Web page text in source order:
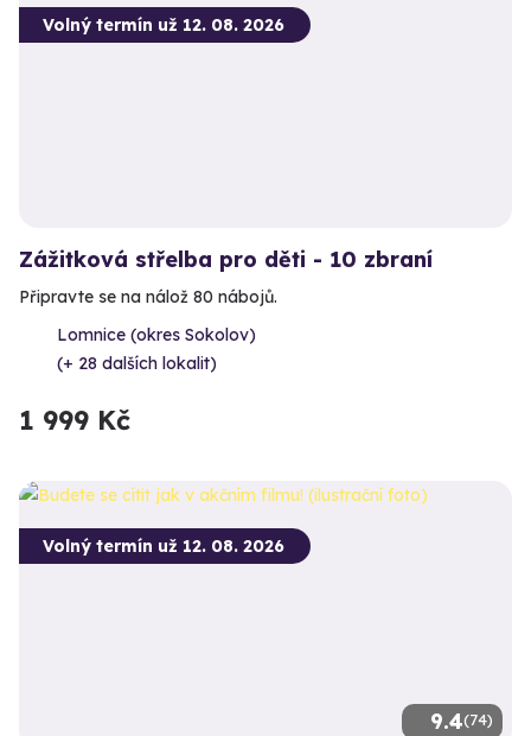
Volný termín už 12. 08. 2026
Zážitková střelba pro děti - 10 zbraní
Připravte se na nálož 80 nábojů.
Lomnice (okres Sokolov)
(+ 28 dalších lokalit)
1 999 Kč
9.4(74)
Volný termín už 12. 08. 2026